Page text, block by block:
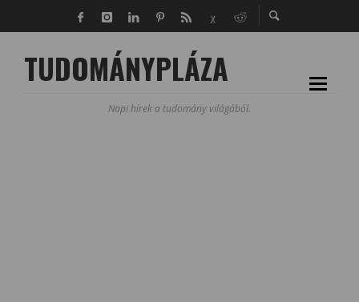
TUDOMÁNYPLÁZA
Napi hírek a tudomány világából.